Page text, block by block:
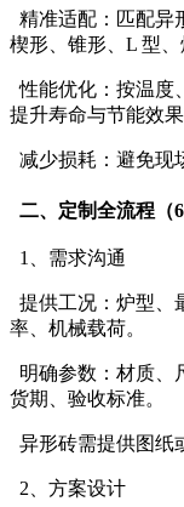
精准适配：匹配异
楔形、锥形、L 型、
性能优化：按温度
提升寿命与节能效果
减少损耗：避免现
二、定制全流程（6
1、需求沟通
提供工况：炉型、
率、机械载荷。
明确参数：材质、
货期、验收标准。
异形砖需提供图纸
2、方案设计